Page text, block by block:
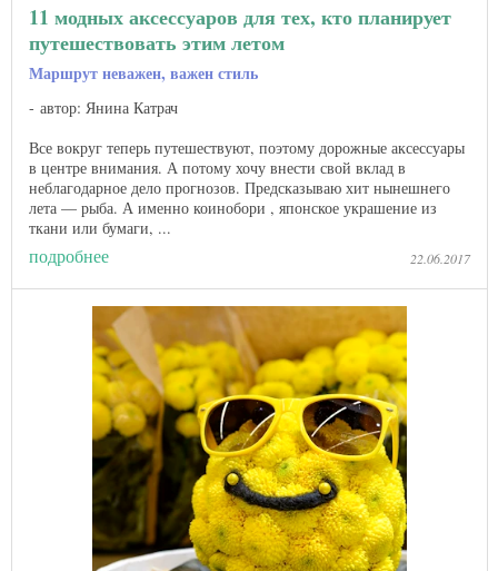
11 модных аксессуаров для тех, кто планирует
путешествовать этим летом
Маршрут неважен, важен стиль
автор: Янина Катрач
Все вокруг теперь путешествуют, поэтому дорожные аксессуары
в центре внимания. А потому хочу внести свой вклад в
неблагодарное дело прогнозов. Предсказываю хит нынешнего
лета — рыба. А именно коинобори , японское украшение из
ткани или бумаги, ...
подробнее 22.06.2017